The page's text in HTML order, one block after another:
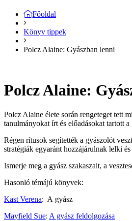
Főoldal
Könyv tippek
Polcz Alaine: Gyászban lenni
Polcz Alaine:
Polcz Alaine élete során rengeteget tett
tanulmányokat írt és előadásokat tartott
Régen rítusok segítették a gyászolót
stratégiák egyaránt hozzájárulnak lelki
Ismerje meg a gyász szakaszait, a
Hasonló témájú könyvek:
Kast Verena: A gyász
Mayfield Sue: A gyász feldolgozása